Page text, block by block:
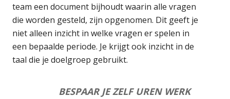
team een document bijhoudt waarin alle vragen
die worden gesteld, zijn opgenomen. Dit geeft je
niet alleen inzicht in welke vragen er spelen in
een bepaalde periode. Je krijgt ook inzicht in de
taal die je doelgroep gebruikt.
BESPAAR JE ZELF UREN WERK